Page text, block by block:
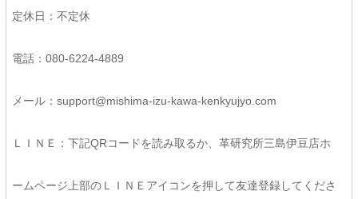
定休日：不定休
電話：080-6224-4889
メール：support@mishima-izu-kawa-kenkyujyo.com
ＬＩＮＥ：下記QRコードを読み取るか、革研究所三島伊豆店ホ
ームページ上部のＬＩＮＥアイコンを押して友達登録してくださ